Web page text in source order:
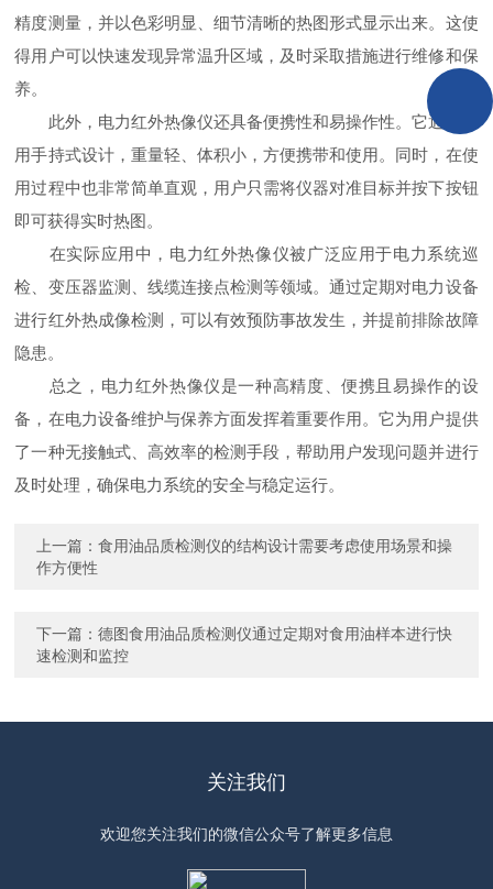
精度测量，并以色彩明显、细节清晰的热图形式显示出来。这使
得用户可以快速发现异常温升区域，及时采取措施进行维修和保
养。
此外，电力红外热像仪还具备便携性和易操作性。它通常采
用手持式设计，重量轻、体积小，方便携带和使用。同时，在使
用过程中也非常简单直观，用户只需将仪器对准目标并按下按钮
即可获得实时热图。
在实际应用中，电力红外热像仪被广泛应用于电力系统巡
检、变压器监测、线缆连接点检测等领域。通过定期对电力设备
进行红外热成像检测，可以有效预防事故发生，并提前排除故障
隐患。
总之，电力红外热像仪是一种高精度、便携且易操作的设
备，在电力设备维护与保养方面发挥着重要作用。它为用户提供
了一种无接触式、高效率的检测手段，帮助用户发现问题并进行
及时处理，确保电力系统的安全与稳定运行。
上一篇：食用油品质检测仪的结构设计需要考虑使用场景和操
作方便性
下一篇：德图食用油品质检测仪通过定期对食用油样本进行快
速检测和监控
关注我们
欢迎您关注我们的微信公众号了解更多信息